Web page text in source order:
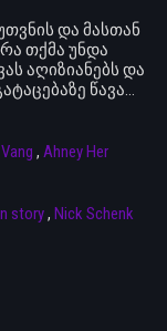
და მასთან
თქმა უნდა
აღიზიანებს და
წავა…
, Ahney Her
story, Nick Schenk